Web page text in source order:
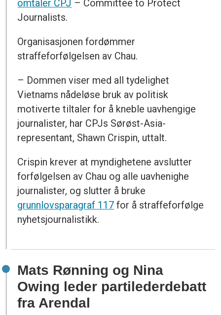
omtaler CPJ – Committee to Protect
Journalists.
Organisasjonen fordømmer
straffeforfølgelsen av Chau.
– Dommen viser med all tydelighet
Vietnams nådeløse bruk av politisk
motiverte tiltaler for å kneble uavhengige
journalister, har CPJs Sørøst-Asia-
representant, Shawn Crispin, uttalt.
Crispin krever at myndighetene avslutter
forfølgelsen av Chau og alle uavhenighe
journalister, og slutter å bruke
grunnlovsparagraf 117 for å straffeforfølge
nyhetsjournalistikk.
Mats Rønning og Nina
Owing leder partilederdebatt
fra Arendal